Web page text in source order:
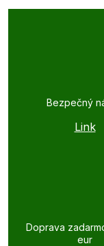
Bezpečný
Link
Doprava
eur